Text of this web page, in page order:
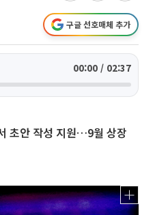
구글 선호매체 추가
00:00 / 02:37
초안 작성 지원…9월 상장